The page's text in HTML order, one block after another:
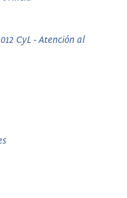
CyL - Atención al